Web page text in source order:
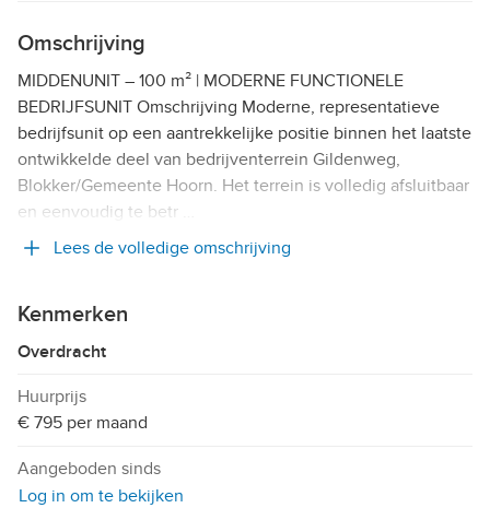
Omschrijving
MIDDENUNIT – 100 m² | MODERNE FUNCTIONELE
BEDRIJFSUNIT Omschrijving Moderne, representatieve
bedrijfsunit op een aantrekkelijke positie binnen het laatste
ontwikkelde deel van bedrijventerrein Gildenweg,
Blokker/Gemeente Hoorn. Het terrein is volledig afsluitbaar
en eenvoudig te betr …
Lees de volledige omschrijving
Kenmerken
Overdracht
Huurprijs
€ 795 per maand
Aangeboden sinds
Log in om te bekijken